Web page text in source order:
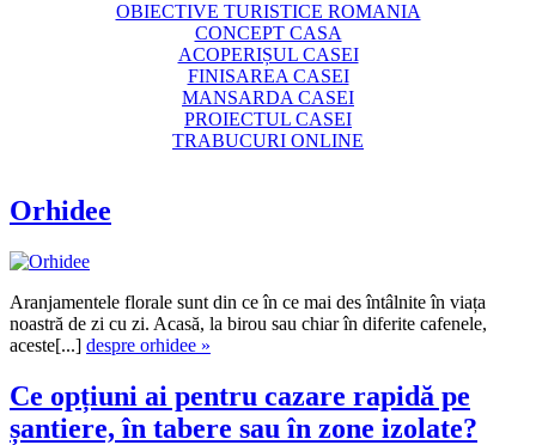
OBIECTIVE TURISTICE ROMANIA
CONCEPT CASA
ACOPERIȘUL CASEI
FINISAREA CASEI
MANSARDA CASEI
PROIECTUL CASEI
TRABUCURI ONLINE
Orhidee
Aranjamentele florale sunt din ce în ce mai des întâlnite în viața
noastră de zi cu zi. Acasă, la birou sau chiar în diferite cafenele,
aceste[...] despre orhidee »
Ce opțiuni ai pentru cazare rapidă pe
șantiere, în tabere sau în zone izolate?